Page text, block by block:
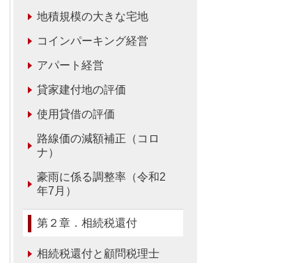
地積規模の大きな宅地
コインパーキング経営
アパート経営
貸家建付地の評価
使用貸借の評価
路線価の減額補正（コロ
ナ）
豪雨に係る調整率（令和2
年7月）
第２章．相続税還付
相続税還付と顧問税理士